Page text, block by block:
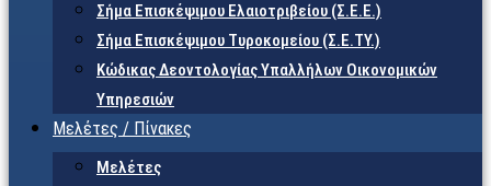
Σήμα Επισκέψιμου Ελαιοτριβείου (Σ.Ε.Ε.)
Σήμα Επισκέψιμου Τυροκομείου (Σ.Ε.TY.)
Κώδικας Δεοντολογίας Υπαλλήλων Οικονομικών
Υπηρεσιών
Μελέτες / Πίνακες
Μελέτες